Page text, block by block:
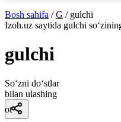
Bosh sahifa / G / gulchi
Izoh.uz saytida gulchi
gulchi
So‘zni do‘stlar
bilan ulashing
ot